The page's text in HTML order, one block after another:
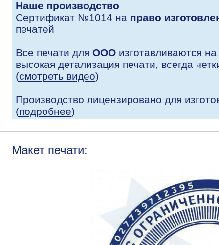
Наше производство
Сертификат №1014 на право
печатей
Все печати для ООО изготавливаются
высокая детализация печати, всегда
(смотреть видео)
Производство лицензировано для
(подробнее)
Макет печати: